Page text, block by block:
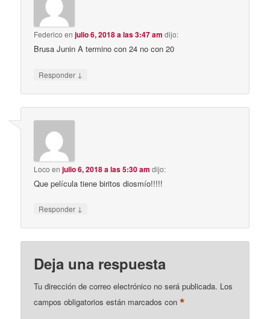
Federico enjulio 6, 2018 a las 3:47 am dijo:
Brusa Junin A termino con 24 no con 20
Responder ↓
Loco enjulio 6, 2018 a las 5:30 am dijo:
Que película tiene biritos diosmío!!!!!
Responder ↓
Deja una respuesta
Tu dirección de correo electrónico no será publicada. Los
campos obligatorios están marcados con*